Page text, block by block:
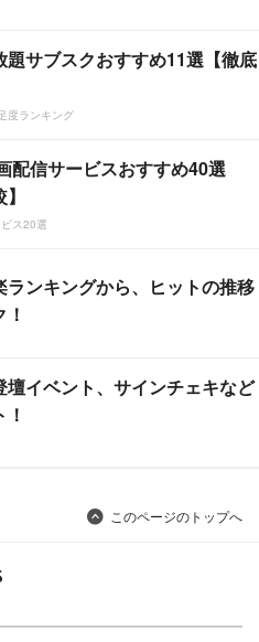
題サブスクおすすめ11選【徹底
度ランキング
配信サービスおすすめ40選
ス20選
ランキングから、ヒットの推移
壇イベント、サインチェキなど
このページのトップへ